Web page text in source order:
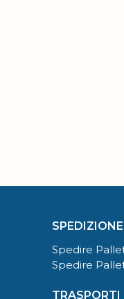
Spedire
Spedire
TRASPORTI